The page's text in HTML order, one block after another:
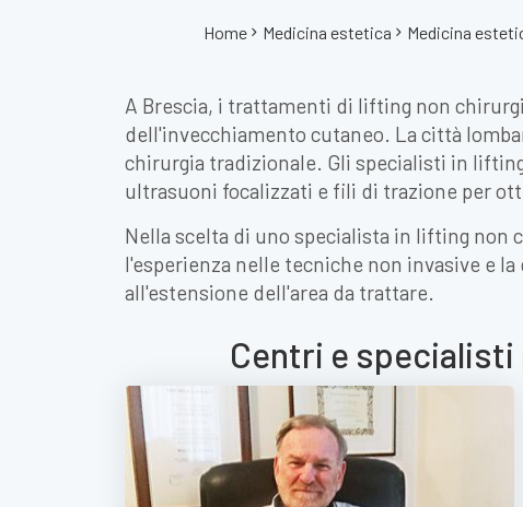
Home Medicina estetica Medicina
A Brescia, i trattamenti di lifting non
dell'invecchiamento cutaneo. La città
chirurgia tradizionale. Gli specialisti in
ultrasuoni focalizzati e fili di trazione per
Nella scelta di uno specialista in lifting non
l'esperienza nelle tecniche non invasive e
all'estensione dell'area da trattare.
Centri e